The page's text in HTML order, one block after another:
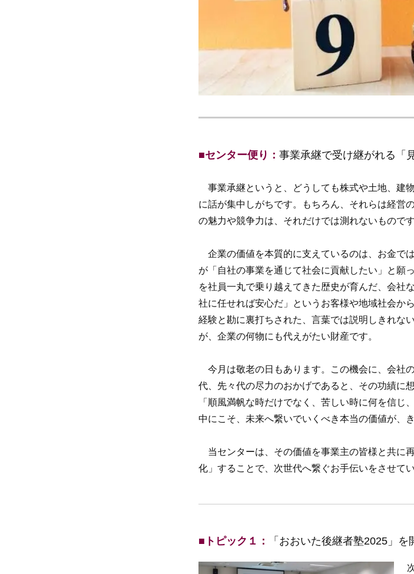
■センター便り： 事業承継で受け継がれる「
事業承継というと、どうしても株式や土地、建
に話が集中しがちです。もちろん、それらは経営
の魅力や競争力は、それだけでは測れないものです
企業の価値を本質的に支えているのは、お金で
が「自社の事業を通じて社会に貢献したい」と願
を社員一丸で乗り越えてきた歴史が育んだ、会社
社に任せれば安心だ」というお客様や地域社会か
経験と勘に裏打ちされた、言葉では説明しきれな
が、企業の何物にも代えがたい財産です。
今月は敬老の日もあります。この機会に、会社
代、先々代の尽力のおかげであると、その功績に
「順風満帆な時だけでなく、苦しい時に何を信じ
中にこそ、未来へ繋いでいくべき本当の価値が、
当センターは、その価値を事業主の皆様と共に
化」することで、次世代へ繋ぐお手伝いをさせて
■トピック１： 「おおいた後継者塾2025」を
次